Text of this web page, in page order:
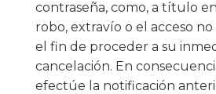
contraseña, como, a título
robo, extravío o el acceso
el fin de proceder a su
cancelación. En
efectúe la notificación